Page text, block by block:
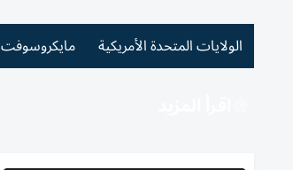
الولايات المتحدة الأمريكية مايكروسوفت